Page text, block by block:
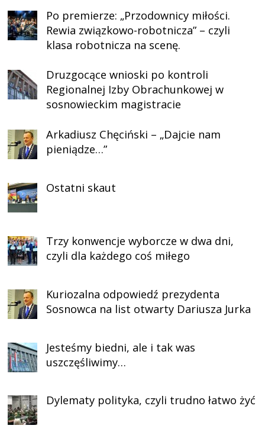
Po premierze: „Przodownicy miłości.
Rewia związkowo-robotnicza” – czyli
klasa robotnicza na scenę.
Druzgocące wnioski po kontroli
Regionalnej Izby Obrachunkowej w
sosnowieckim magistracie
Arkadiusz Chęciński – „Dajcie nam
pieniądze…”
Ostatni skaut
Trzy konwencje wyborcze w dwa dni,
czyli dla każdego coś miłego
Kuriozalna odpowiedź prezydenta
Sosnowca na list otwarty Dariusza Jurka
Jesteśmy biedni, ale i tak was
uszczęśliwimy…
Dylematy polityka, czyli trudno łatwo żyć